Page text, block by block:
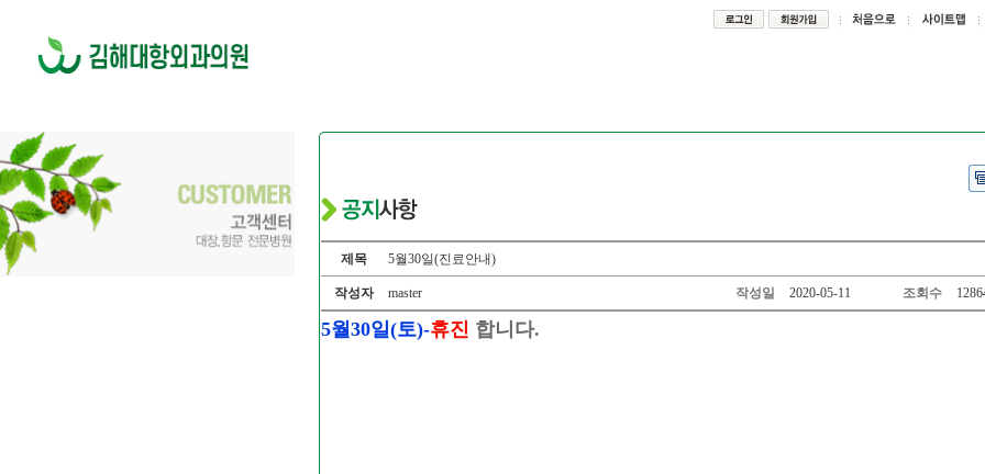
제목 5월30일(진료안내)
작성자 master 작성일 2020-05-11 조회수
5월30일(토)-휴진 합니다.